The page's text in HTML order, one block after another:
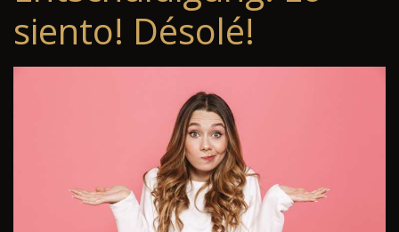
siento! Désolé!